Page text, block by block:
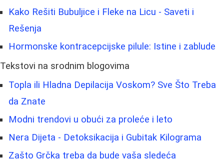
Kako Rešiti Bubuljice i Fleke na Licu - Saveti i
Rešenja
Hormonske kontracepcijske pilule: Istine i zablude
Tekstovi na srodnim blogovima
Topla ili Hladna Depilacija Voskom? Sve Što Treba
da Znate
Modni trendovi u obući za proleće i leto
Nera Dijeta - Detoksikacija i Gubitak Kilograma
Zašto Grčka treba da bude vaša sledeća